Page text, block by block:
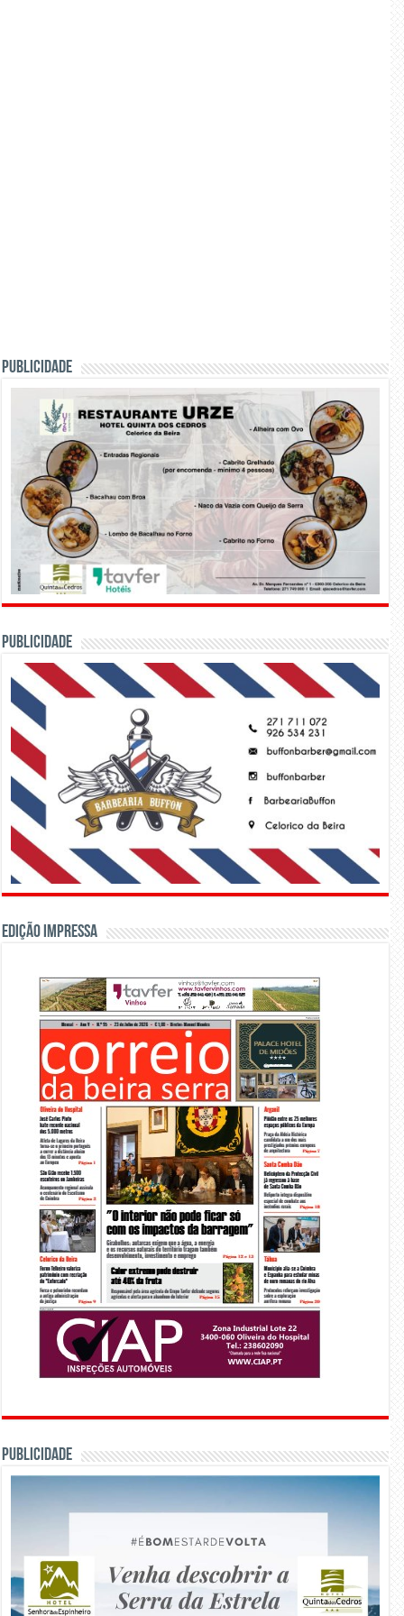
PUBLICIDADE
PUBLICIDADE
Edição Impressa
PUBLICIDADE